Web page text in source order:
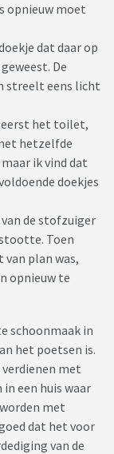
opnieuw moet
dat daar op
De
streelt eens licht
eerst het toilet,
hetzelfde
ik vind dat
doekjes
de stofzuiger
Toen
plan was,
opnieuw te
schoonmaak in
het poetsen is.
met
een huis waar
met
dat het voor
van de